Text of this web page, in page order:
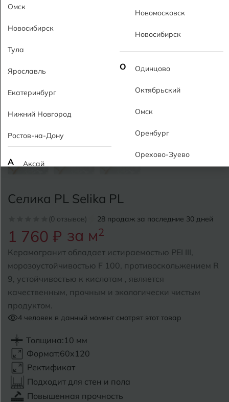
Селика PL Selika PL
(0 отзывов) 28 продаж за последние 30 дней
1 760 ₽ за м2
Керамогранит обладает истираемостью PEI III,
морозоустойчивостью F 100, противоскольжением R
9, устойчивостью к кислотам , является
качественным, прочным и экологически чистым
продуктом.
4 человек в данный момент смотрят этот товар
Толщина:10 мм
Формат:60x120
Ректификат
Подходит для стен и пола
Повышенная прочность
Омск
Новосибирск
Тула
Ярославль
Екатеринбург
Нижний Новгород
Ростов-на-Дону
А Аксай
Альметьевск
Армавир
Б Барнаул
Белгород
Брянск
Бугульма
Новомосковск
Новосибирск
О Одинцово
Октябрьский
Омск
Оренбург
Орехово-Зуево
Пятигорск
Р
С